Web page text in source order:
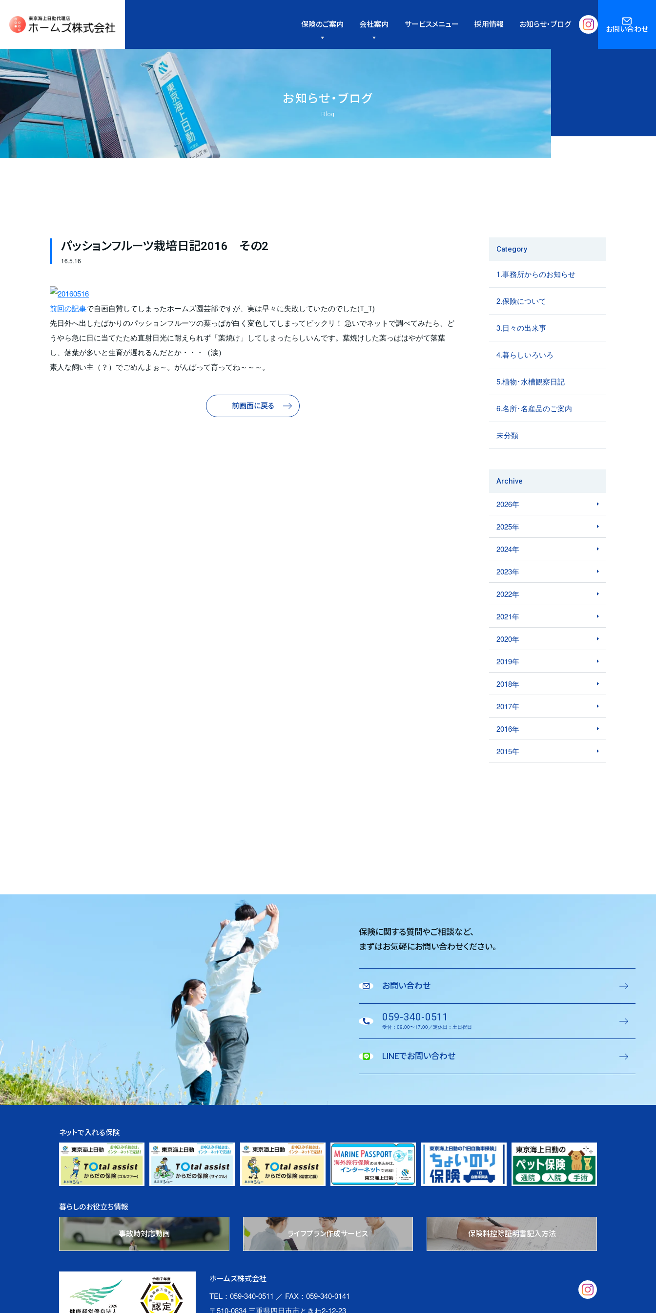
保険のご案内 会社案内 サービスメニュー 採用情報 お知らせ・ブログ お問い合わせ
お知らせ・ブログ
Blog
パッションフルーツ栽培日記2016 その2
16.5.16
前回の記事で自画自賛してしまったホームズ園芸部ですが、実は早々に失敗していたのでした(T_T)
先日外へ出したばかりのパッションフルーツの葉っぱが白く変色してしまってビックリ！ 急いでネットで調べてみたら、ど
うやら急に日に当てたため直射日光に耐えられず「葉焼け」してしまったらしいんです。葉焼けした葉っぱはやがて落葉
し、落葉が多いと生育が遅れるんだとか・・・（涙）
素人な飼い主（？）でごめんよぉ～。がんばって育ってね～～～。
前画面に戻る
Category
1.事務所からのお知らせ
2.保険について
3.日々の出来事
4.暮らしいろいろ
5.植物･水槽観察日記
6.名所･名産品のご案内
未分類
Archive
2026年
2025年
2024年
2023年
2022年
2021年
2020年
2019年
2018年
2017年
2016年
2015年
保険に関する質問やご相談など、
まずはお気軽にお問い合わせください。
お問い合わせ
059-340-0511
受付：09:00〜17:00／定休日：土日祝日
LINEでお問い合わせ
ネットで入れる保険
暮らしのお役立ち情報
事故時対応動画 ライフプラン作成サービス 保険料控除証明書記入方法
ホームズ株式会社
TEL：059-340-0511 ／ FAX：059-340-0141
〒510-0834 三重県四日市市ときわ2-12-23